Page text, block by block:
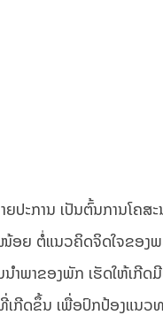
ປະການ ເປັນຕົ້ນການໂຄສະ
ອຍ ຕໍ່ແນວຄິດຈິດໃຈຂອງພ
ນຳພາຂອງພັກ ເຮັດໃຫ້ເກີ
ເກີດຂຶ້ນ ເພື່ອປົກປ້ອງແນວ